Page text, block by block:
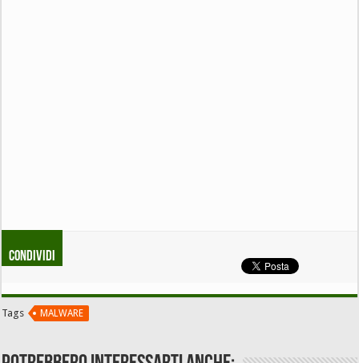
Condividi
Tags MALWARE